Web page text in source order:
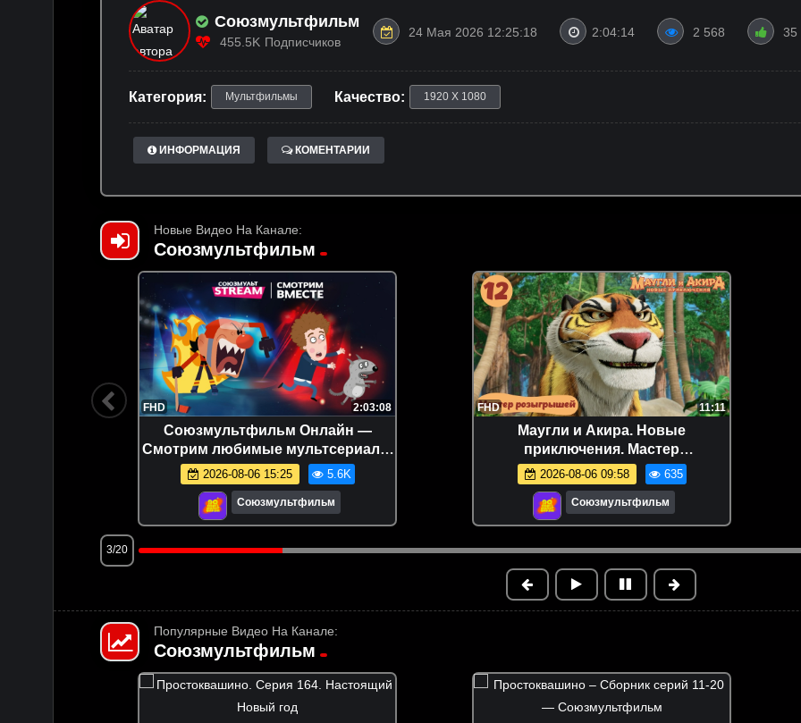
Союзмультфильм
455.5K Подписчиков
24 Мая 2026 12:25:18 2:04:14 2 568 35
Категория: Мультфильмы Качество: 1920 X 1080
ИНФОРМАЦИЯ КОМЕНТАРИИ
Новые Видео На Канале:
Союзмультфильм
FHD 2:03:08
Союзмультфильм Онлайн —
Смотрим любимые мультсериалы
и общаемся!
2026-08-06 15:25 5.6K
Союзмультфильм
FHD 11:11
Маугли и Акира. Новые
приключения. Мастер
розыгрышей. Серия 12
2026-08-06 09:58 635
Союзмультфильм
3/20
Популярные Видео На Канале:
Союзмультфильм